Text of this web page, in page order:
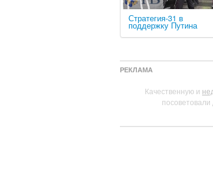
Стратегия-31 в
поддержку Путина
РЕКЛАМА
Качественную и
посоветовали